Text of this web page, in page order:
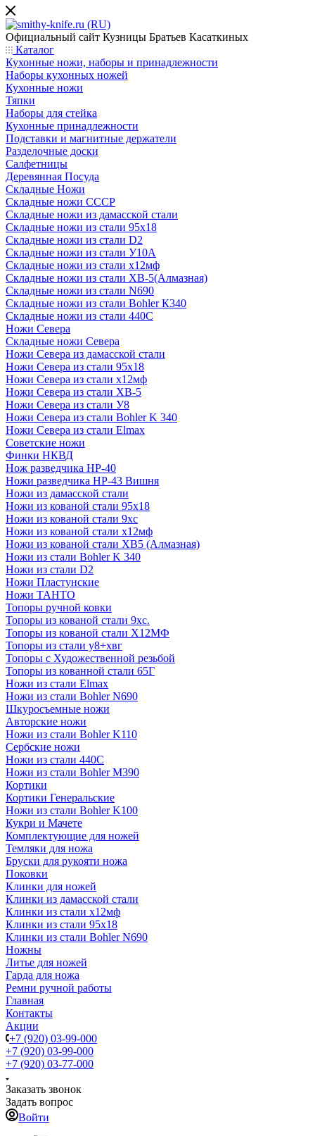
Официальный сайт Кузницы Братьев Касаткиных
Каталог
Кухонные ножи, наборы и принадлежности
Наборы кухонных ножей
Кухонные ножи
Тяпки
Наборы для стейка
Кухонные принадлежности
Подставки и магнитные держатели
Разделочные доски
Салфетницы
Деревянная Посуда
Складные Ножи
Cкладные ножи СССР
Складные ножи из дамасской стали
Складные ножи из стали 95х18
Складные ножи из стали D2
Складные ножи из стали У10А
Складные ножи из стали х12мф
Складные ножи из стали ХВ-5(Алмазная)
Складные ножи из стали N690
Складные ножи из стали Bohler К340
Складные ножи из стали 440С
Ножи Севера
Складные ножи Севера
Ножи Севера из дамасской стали
Ножи Севера из стали 95х18
Ножи Севера из стали х12мф
Ножи Севера из стали ХВ-5
Ножи Севера из стали У8
Ножи Севера из стали Bohler K 340
Ножи Севера из стали Elmax
Советские ножи
Финки НКВД
Нож разведчика НР-40
Ножи разведчика НР-43 Вишня
Ножи из дамасской стали
Ножи из кованой стали 95х18
Ножи из кованой стали 9хс
Ножи из кованой стали х12мф
Ножи из кованой стали ХВ5 (Алмазная)
Ножи из стали Bohler K 340
Ножи из стали D2
Ножи Пластунские
Ножи ТАНТО
Топоры ручной ковки
Топоры из кованой стали 9хс.
Топоры из кованой стали Х12МФ
Топоры из стали у8+хвг
Топоры с Художественной резьбой
Топоры из кованной стали 65Г
Ножи из стали Elmax
Ножи из стали Bohler N690
Шкуросъемные ножи
Авторские ножи
Ножи из стали Bohler K110
Сербские ножи
Ножи из стали 440С
Ножи из стали Bohler M390
Кортики
Кортики Генеральские
Ножи из стали Bohler K100
Кукри и Мачете
Комплектующие для ножей
Темляки для ножа
Бруски для рукояти ножа
Поковки
Клинки для ножей
Клинки из дамасской стали
Клинки из стали х12мф
Клинки из стали 95х18
Клинки из стали Bohler N690
Ножны
Литье для ножей
Гарда для ножа
Ремни ручной работы
Главная
Контакты
Акции
+7 (920) 03-99-000
+7 (920) 03-99-000
+7 (920) 03-77-000
Заказать звонок
Задать вопрос
Войти